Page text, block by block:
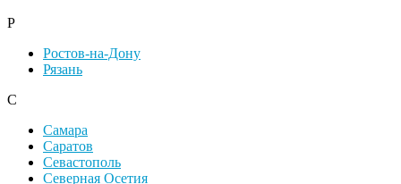
Р
Ростов-на-Дону
Рязань
С
Самара
Саратов
Севастополь
Северная Осетия